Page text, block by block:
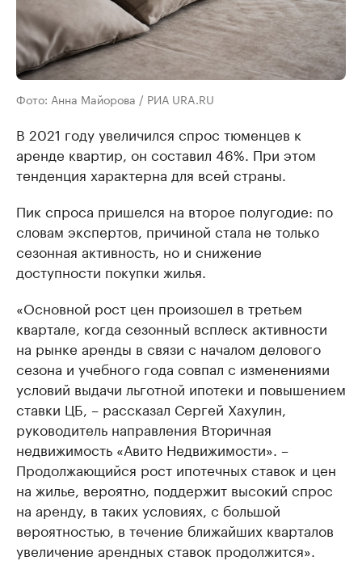
Фото: Анна Майорова / РИА URA.RU
В 2021 году увеличился спрос тюменцев к
аренде квартир, он составил 46%. При этом
тенденция характерна для всей страны.
Пик спроса пришелся на второе полугодие: по
словам экспертов, причиной стала не только
сезонная активность, но и снижение
доступности покупки жилья.
«Основной рост цен произошел в третьем
квартале, когда сезонный всплеск активности
на рынке аренды в связи с началом делового
сезона и учебного года совпал с изменениями
условий выдачи льготной ипотеки и повышением
ставки ЦБ, – рассказал Сергей Хахулин,
руководитель направления Вторичная
недвижимость «Авито Недвижимости». –
Продолжающийся рост ипотечных ставок и цен
на жилье, вероятно, поддержит высокий спрос
на аренду, в таких условиях, с большой
вероятностью, в течение ближайших кварталов
увеличение арендных ставок продолжится».